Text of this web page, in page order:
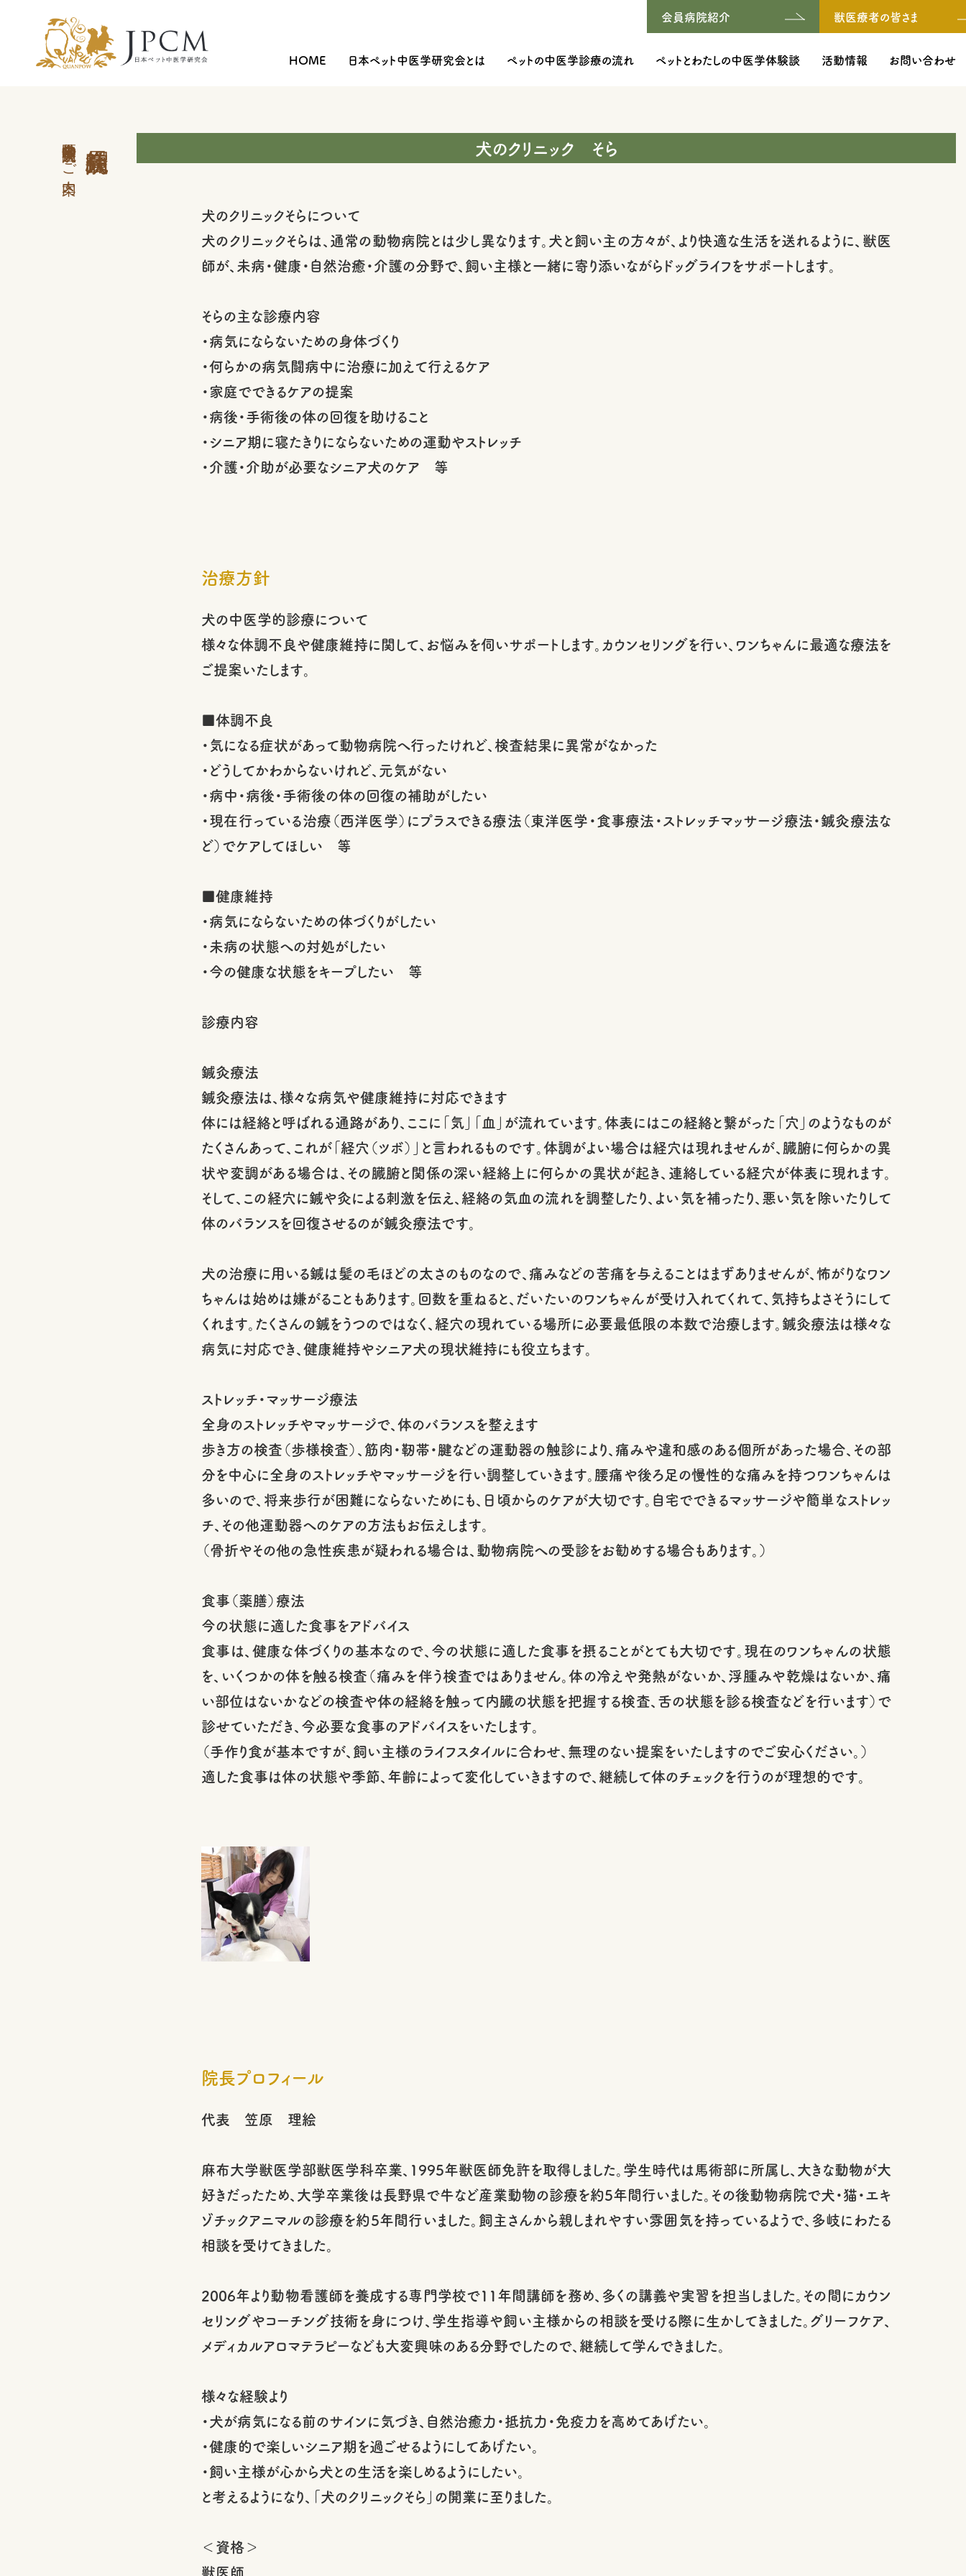
HOME 日本ペット中医学研究会とは ペットの中医学診療の流れ ペットとわたしの中医学体験談 活動情報 お問い合わせ
会員病院紹介 獣医療者の皆さま
中医学外来 会員病院のご案内 犬のクリニック そら
犬のクリニックそらについて
犬のクリニックそらは、通常の動物病院とは少し異なります。犬と飼い主の方々が、より快適な生活を送れるように、獣医
師が、未病・健康・自然治癒・介護の分野で、飼い主様と一緒に寄り添いながらドッグライフをサポートします。
そらの主な診療内容
・病気にならないための身体づくり
・何らかの病気闘病中に治療に加えて行えるケア
・家庭でできるケアの提案
・病後・手術後の体の回復を助けること
・シニア期に寝たきりにならないための運動やストレッチ
・介護・介助が必要なシニア犬のケア 等
治療方針
犬の中医学的診療について
様々な体調不良や健康維持に関して、お悩みを伺いサポートします。カウンセリングを行い、ワンちゃんに最適な療法を
ご提案いたします。
■体調不良
・気になる症状があって動物病院へ行ったけれど、検査結果に異常がなかった
・どうしてかわからないけれど、元気がない
・病中・病後・手術後の体の回復の補助がしたい
・現在行っている治療（西洋医学）にプラスできる療法（東洋医学・食事療法・ストレッチマッサージ療法・鍼灸療法な
ど）でケアしてほしい 等
■健康維持
・病気にならないための体づくりがしたい
・未病の状態への対処がしたい
・今の健康な状態をキープしたい 等
診療内容
鍼灸療法
鍼灸療法は、様々な病気や健康維持に対応できます
体には経絡と呼ばれる通路があり、ここに「気」「血」が流れています。体表にはこの経絡と繋がった「穴」のようなものが
たくさんあって、これが「経穴（ツボ）」と言われるものです。体調がよい場合は経穴は現れませんが、臓腑に何らかの異
状や変調がある場合は、その臓腑と関係の深い経絡上に何らかの異状が起き、連絡している経穴が体表に現れます。
そして、この経穴に鍼や灸による刺激を伝え、経絡の気血の流れを調整したり、よい気を補ったり、悪い気を除いたりして
体のバランスを回復させるのが鍼灸療法です。
犬の治療に用いる鍼は髪の毛ほどの太さのものなので、痛みなどの苦痛を与えることはまずありませんが、怖がりなワン
ちゃんは始めは嫌がることもあります。回数を重ねると、だいたいのワンちゃんが受け入れてくれて、気持ちよさそうにして
くれます。たくさんの鍼をうつのではなく、経穴の現れている場所に必要最低限の本数で治療します。鍼灸療法は様々な
病気に対応でき、健康維持やシニア犬の現状維持にも役立ちます。
ストレッチ・マッサージ療法
全身のストレッチやマッサージで、体のバランスを整えます
歩き方の検査（歩様検査）、筋肉・靭帯・腱などの運動器の触診により、痛みや違和感のある個所があった場合、その部
分を中心に全身のストレッチやマッサージを行い調整していきます。腰痛や後ろ足の慢性的な痛みを持つワンちゃんは
多いので、将来歩行が困難にならないためにも、日頃からのケアが大切です。自宅でできるマッサージや簡単なストレッ
チ、その他運動器へのケアの方法もお伝えします。
（骨折やその他の急性疾患が疑われる場合は、動物病院への受診をお勧めする場合もあります。）
食事（薬膳）療法
今の状態に適した食事をアドバイス
食事は、健康な体づくりの基本なので、今の状態に適した食事を摂ることがとても大切です。現在のワンちゃんの状態
を、いくつかの体を触る検査（痛みを伴う検査ではありません。体の冷えや発熱がないか、浮腫みや乾燥はないか、痛
い部位はないかなどの検査や体の経絡を触って内臓の状態を把握する検査、舌の状態を診る検査などを行います）で
診せていただき、今必要な食事のアドバイスをいたします。
（手作り食が基本ですが、飼い主様のライフスタイルに合わせ、無理のない提案をいたしますのでご安心ください。）
適した食事は体の状態や季節、年齢によって変化していきますので、継続して体のチェックを行うのが理想的です。
院長プロフィール
代表 笠原 理絵
麻布大学獣医学部獣医学科卒業、1995年獣医師免許を取得しました。学生時代は馬術部に所属し、大きな動物が大
好きだったため、大学卒業後は長野県で牛など産業動物の診療を約5年間行いました。その後動物病院で犬・猫・エキ
ゾチックアニマルの診療を約5年間行いました。飼主さんから親しまれやすい雰囲気を持っているようで、多岐にわたる
相談を受けてきました。
2006年より動物看護師を養成する専門学校で11年間講師を務め、多くの講義や実習を担当しました。その間にカウン
セリングやコーチング技術を身につけ、学生指導や飼い主様からの相談を受ける際に生かしてきました。グリーフケア、
メディカルアロマテラピーなども大変興味のある分野でしたので、継続して学んできました。
様々な経験より
・犬が病気になる前のサインに気づき、自然治癒力・抵抗力・免疫力を高めてあげたい。
・健康的で楽しいシニア期を過ごせるようにしてあげたい。
・飼い主様が心から犬との生活を楽しめるようにしたい。
と考えるようになり、「犬のクリニックそら」の開業に至りました。
＜資格＞